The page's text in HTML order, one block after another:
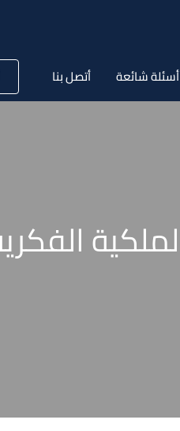
أسئلة شائعة أتصل بنا